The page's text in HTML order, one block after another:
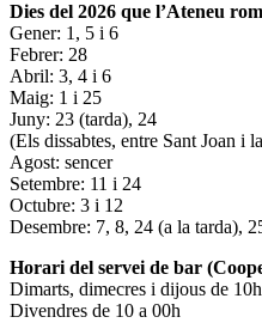
Dies del 2026 que l’Ateneu
Gener: 1, 5 i 6
Febrer: 28
Abril: 3, 4 i 6
Maig: 1 i 25
Juny: 23 (tarda), 24
(Els dissabtes, entre Sant Joan i
Agost: sencer
Setembre: 11 i 24
Octubre: 3 i 12
Desembre: 7, 8, 24 (a la tarda),
Horari del servei de bar
Dimarts, dimecres i dijous de
Divendres de 10 a 00h